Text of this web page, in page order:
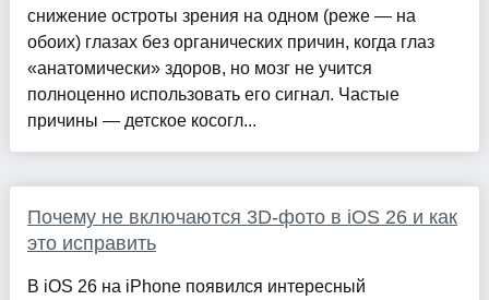
снижение остроты зрения на одном (реже — на
обоих) глазах без органических причин, когда глаз
«анатомически» здоров, но мозг не учится
полноценно использовать его сигнал. Частые
причины — детское косогл...
Почему не включаются 3D-фото в iOS 26 и как
это исправить
В iOS 26 на iPhone появился интересный